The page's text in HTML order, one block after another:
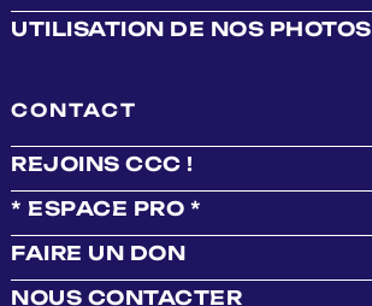
UTILISATION DE NOS PHOTOS
CONTACT
REJOINS CCC !
* ESPACE PRO *
FAIRE UN DON
NOUS CONTACTER